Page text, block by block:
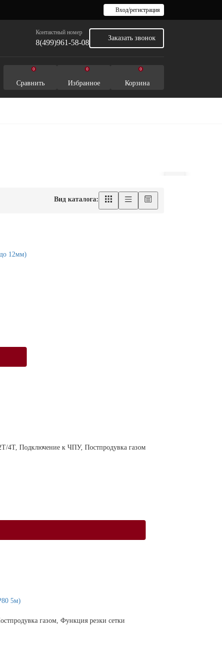
Вход/регистрация
Контактный номер
8(499)961-58-08
Заказать звонок
0
Сравнить
0
Избранное
0
Корзина
Вид каталога:
12мм)
4Т, Подключение к ЧПУ, Постпродувка газом
5м)
газом, Функция резки сетки